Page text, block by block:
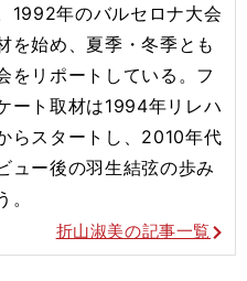
1992年のバルセロナ大会
を始め、夏季・冬季とも
をリポートしている。フ
ート取材は1994年リレハ
らスタートし、2010年代
ュー後の羽生結弦の歩み
。
折山淑美の記事一覧